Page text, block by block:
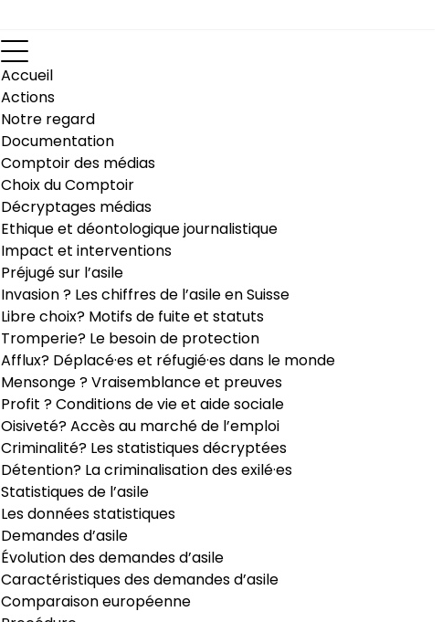
Accueil
Actions
Notre regard
Documentation
Comptoir des médias
Choix du Comptoir
Décryptages médias
Ethique et déontologique journalistique
Impact et interventions
Préjugé sur l’asile
Invasion ? Les chiffres de l’asile en Suisse
Libre choix? Motifs de fuite et statuts
Tromperie? Le besoin de protection
Afflux? Déplacé·es et réfugié·es dans le monde
Mensonge ? Vraisemblance et preuves
Profit ? Conditions de vie et aide sociale
Oisiveté? Accès au marché de l’emploi
Criminalité? Les statistiques décryptées
Détention? La criminalisation des exilé·es
Statistiques de l’asile
Les données statistiques
Demandes d’asile
Évolution des demandes d’asile
Caractéristiques des demandes d’asile
Comparaison européenne